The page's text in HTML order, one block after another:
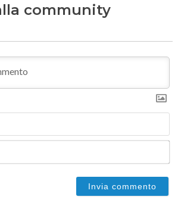
community